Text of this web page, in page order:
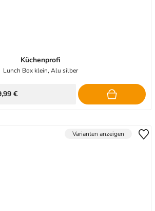
Küchenprofi
Lunch Box klein, Alu silber
€
Varianten anzeigen